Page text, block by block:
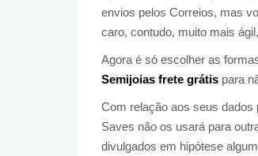
envios pelos Correios, mas
caro, contudo, muito mais
Agora é só escolher as
Semijoias frete grátis para
Com relação aos seus dados
Saves não os usará para
divulgados em hipótese